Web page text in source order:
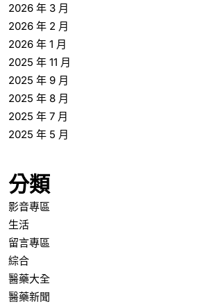
2026 年 3 月
2026 年 2 月
2026 年 1 月
2025 年 11 月
2025 年 9 月
2025 年 8 月
2025 年 7 月
2025 年 5 月
分類
影音專區
生活
留言專區
綜合
醫藥大全
醫藥新聞